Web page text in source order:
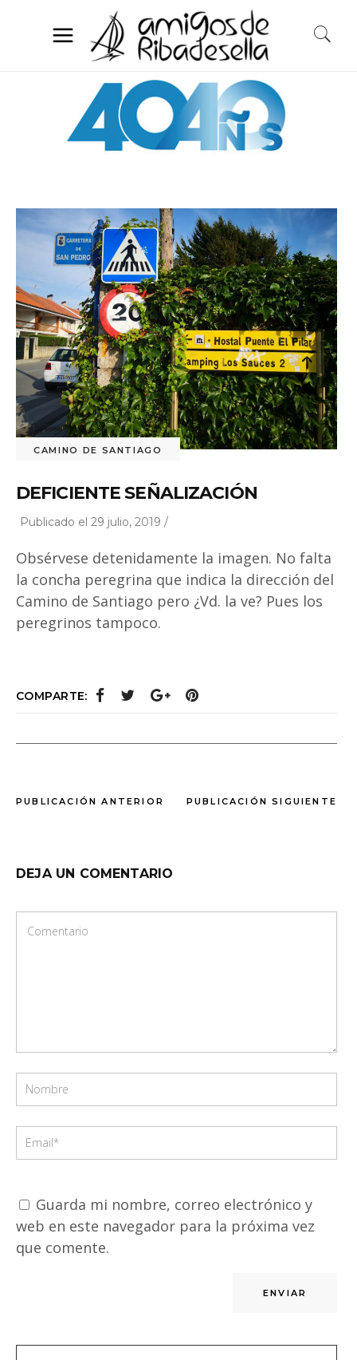
CAMINO DE SANTIAGO
DEFICIENTE SEÑALIZACIÓN
Publicado el 29 julio, 2019 /
Obsérvese detenidamente la imagen. No falta
la concha peregrina que indica la dirección del
Camino de Santiago pero ¿Vd. la ve? Pues los
peregrinos tampoco.
COMPARTE:
PUBLICACIÓN ANTERIOR PUBLICACIÓN SIGUIENTE
DEJA UN COMENTARIO
Guarda mi nombre, correo electrónico y
web en este navegador para la próxima vez
que comente.